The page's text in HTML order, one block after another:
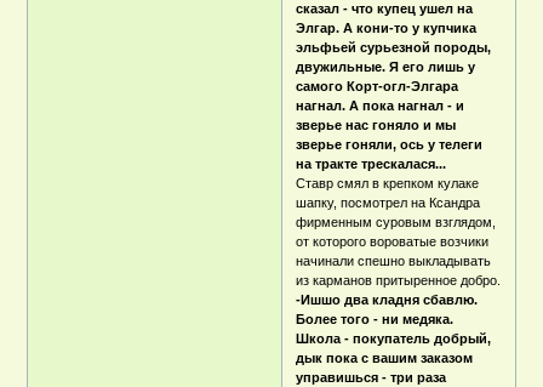
сказал - что купец ушел на
Элгар. А кони-то у купчика
эльфьей сурьезной породы,
двужильные. Я его лишь у
самого Корт-огл-Элгара
нагнал. А пока нагнал - и
зверье нас гоняло и мы
зверье гоняли, ось у телеги
на тракте трескалася...
Ставр смял в крепком кулаке
шапку, посмотрел на Ксандра
фирменным суровым взглядом,
от которого вороватые возчики
начинали спешно выкладывать
из карманов притыренное добро.
-Ишшо два кладня сбавлю.
Более того - ни медяка.
Школа - покупатель добрый,
дык пока с вашим заказом
управишься - три раза